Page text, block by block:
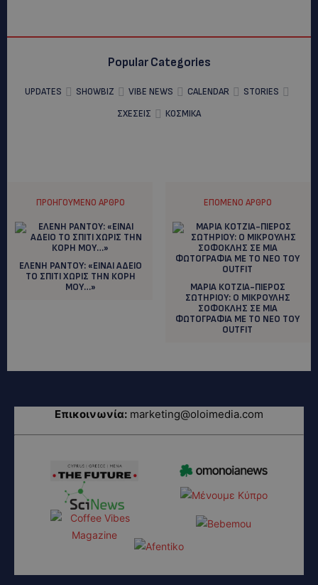
Popular Categories
UPDATES SHOWBIZ VIBE NEWS CALENDAR
STORIES
ΣΧΕΣΕΙΣ
ΚΟΣΜΙΚΑ
ΠΡΟΗΓΟΎΜΕΝΟ ΆΡΘΡΟ
ΕΛΕΝΗ ΡΑΝΤΟΥ: «ΕΙΝΑΙ ΑΔΕΙΟ
ΤΟ ΣΠΙΤΙ ΧΩΡΙΣ ΤΗΝ ΚΟΡΗ
ΜΟΥ…»
ΕΠΌΜΕΝΟ ΆΡΘΡΟ
ΜΑΡΙΑ ΚΟΤΖΙΑ-ΠΙΕΡΟΣ
ΣΩΤΗΡΙΟΥ: Ο MIΚΡΟΥΛΗΣ
ΣΟΦΟΚΛΗΣ ΣΕ ΜΙΑ
ΦΩΤΟΓΡΑΦΙΑ ΜΕ ΤΟ ΝΕΟ ΤΟΥ
ΟUTFIT
Επικοινωνία: marketing@oloimedia.com